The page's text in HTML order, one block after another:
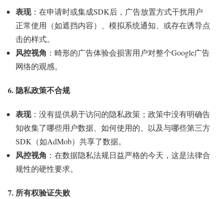
表现：在申请时或集成SDK后，广告放置方式干扰用户
正常使用（如遮挡内容）、模拟系统通知、或存在诱导点
击的样式。
风控视角 ：畸形的广告体验会损害用户对整个Google广告
网络的观感。
6. 隐私政策不合规
表现：没有提供易于访问的隐私政策；政策中没有明确告
知收集了哪些用户数据、如何使用的、以及与哪些第三方
SDK（如AdMob）共享了数据。
风控视角 ：在数据隐私法规日益严格的今天，这是法律合
规性的硬性要求。
7. 所有权验证失败